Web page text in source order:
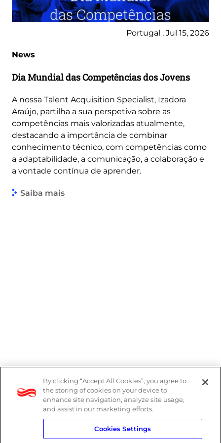
Portugal , Jul 15, 2026
News
Dia Mundial das Competências dos Jovens
A nossa Talent Acquisition Specialist, Izadora
Araújo, partilha a sua perspetiva sobre as
competências mais valorizadas atualmente,
destacando a importância de combinar
conhecimento técnico, com competências como
a adaptabilidade, a comunicação, a colaboração e
a vontade contínua de aprender.
Saiba mais
Denúncias
Política de Privacidade
Política do Sistema de Gestão Integrado
By clicking “Accept All Cookies”, you agree to
the storing of cookies on your device to
enhance site navigation, analyze site usage,
and assist in our marketing efforts.
Cookies Settings